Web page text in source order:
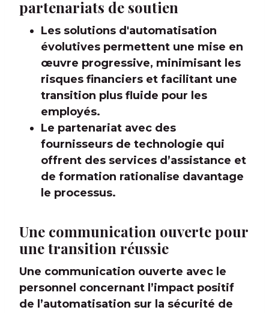
partenariats de soutien
Les solutions d'automatisation
évolutives permettent une mise en
œuvre progressive, minimisant les
risques financiers et facilitant une
transition plus fluide pour les
employés.
Le partenariat avec des
fournisseurs de technologie qui
offrent des services d’assistance et
de formation rationalise davantage
le processus.
Une communication ouverte pour
une transition réussie
Une communication ouverte avec le
personnel concernant l’impact positif
de l’automatisation sur la sécurité de